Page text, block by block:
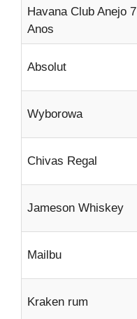
Havana Club Anejo 7
Anos
Absolut
Wyborowa
Chivas Regal
Jameson Whiskey
Mailbu
Kraken rum